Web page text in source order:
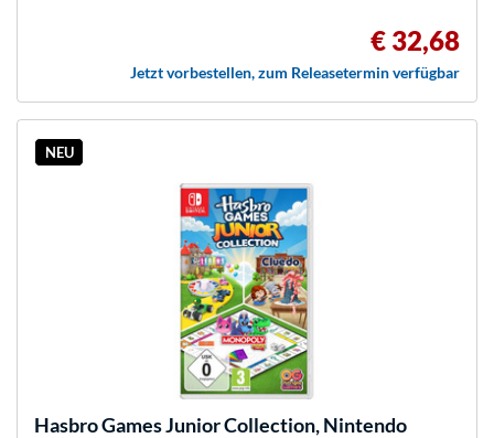
€ 32,68
Jetzt vorbestellen, zum Releasetermin verfügbar
NEU
Hasbro Games Junior Collection, Nintendo